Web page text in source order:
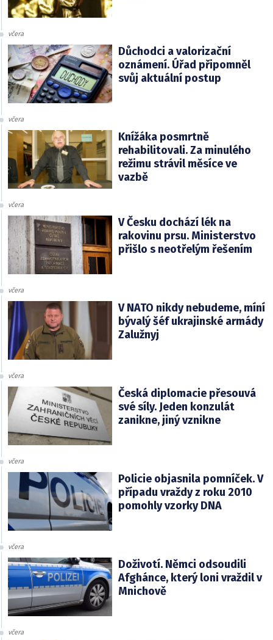
včera
Důchodci a valorizační
oznámení. Úřad připomněl
svůj aktuální postup
včera
Knížáka posmrtně
rehabilitovali. Za minulého
režimu strávil měsíce ve
vazbě
včera
V Česku dochází lék na
rakovinu prsu. Ministerstvo
přišlo s neotřelým řešením
včera
V NATO nikdy nebudeme, míní
bývalý šéf ukrajinské armády
Zalužnyj
včera
Česká diplomacie přesouvá
své síly. Jeden konzulát
zanikne, jiný vznikne
včera
Policie objasnila pomníček. V
případu vraždy z roku 2010
pomohly vzorky DNA
včera
Doživotí. Němci odsoudili
Afghánce, který loni vraždil v
Mnichově
včera